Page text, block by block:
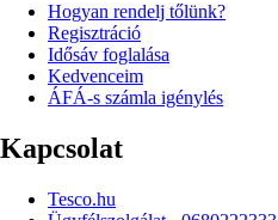
Hogyan rendelj tőlünk?
Regisztráció
Idősáv foglalása
Kedvenceim
ÁFÁ-s számla igénylés
Kapcsolat
Tesco.hu